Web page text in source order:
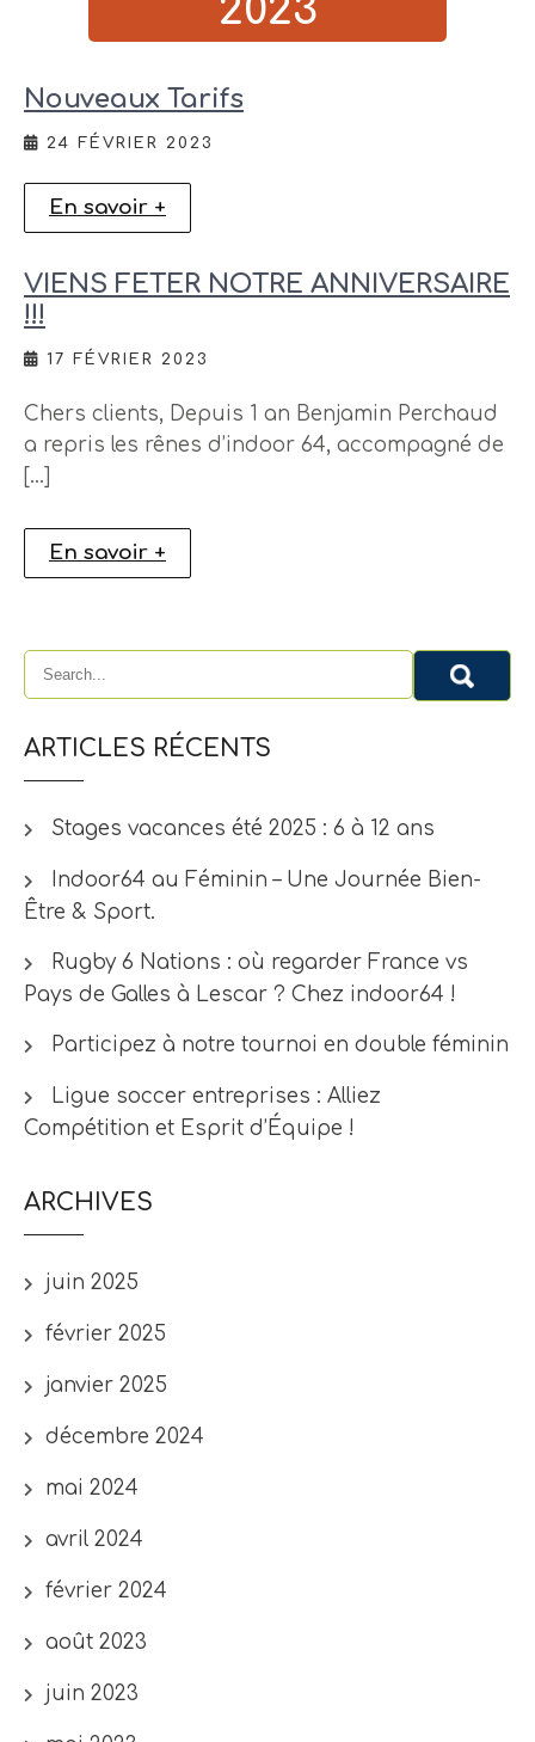
2023
Nouveaux Tarifs
24 FÉVRIER 2023
En savoir +
VIENS FETER NOTRE ANNIVERSAIRE
!!!
17 FÉVRIER 2023
Chers clients, Depuis 1 an Benjamin Perchaud
a repris les rênes d’indoor 64, accompagné de
[…]
En savoir +
ARTICLES RÉCENTS
Stages vacances été 2025 : 6 à 12 ans
Indoor64 au Féminin – Une Journée Bien-
Être & Sport.
Rugby 6 Nations : où regarder France vs
Pays de Galles à Lescar ? Chez indoor64 !
Participez à notre tournoi en double féminin
Ligue soccer entreprises : Alliez
Compétition et Esprit d’Équipe !
ARCHIVES
juin 2025
février 2025
janvier 2025
décembre 2024
mai 2024
avril 2024
février 2024
août 2023
juin 2023